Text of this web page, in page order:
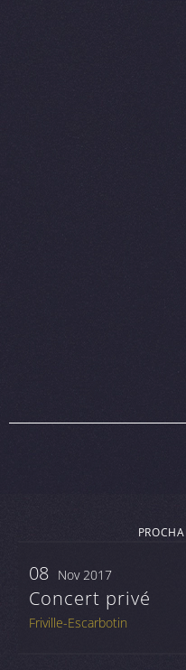
08 Nov 2017
Concert privé
Friville-Escarbotin